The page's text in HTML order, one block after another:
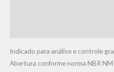
Indicado para análise e controle
Abertura conforme norma NBR